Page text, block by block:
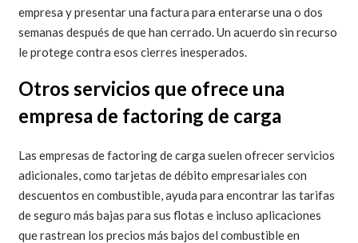
empresa y presentar una factura para enterarse una o dos
semanas después de que han cerrado. Un acuerdo sin recurso
le protege contra esos cierres inesperados.
Otros servicios que ofrece una
empresa de factoring de carga
Las empresas de factoring de carga suelen ofrecer servicios
adicionales, como tarjetas de débito empresariales con
descuentos en combustible, ayuda para encontrar las tarifas
de seguro más bajas para sus flotas e incluso aplicaciones
que rastrean los precios más bajos del combustible en